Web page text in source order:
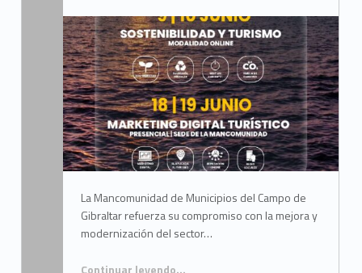
La Mancomunidad de Municipios del Campo de
Gibraltar refuerza su compromiso con la mejora y
modernización del sector…
Continuar leyendo…